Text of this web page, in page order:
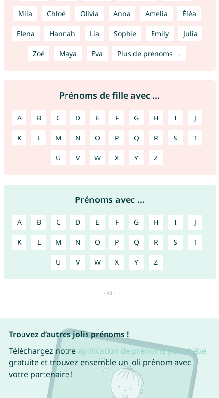
Mila Chloé Olivia Anna Amelia Éléa
Elena Hannah Lia Sophie Emily Julia
Zoé Maya Eva Plus de prénoms →
Prénoms de fille avec ...
A B C D E F G H I J
K L M N O P Q R S T
U V W X Y Z
Prénoms avec ...
A B C D E F G H I J
K L M N O P Q R S T
U V W X Y Z
Trouvez d’autres jolis prénoms !
Téléchargez notre application de prénoms pour bébé
gratuite et trouvez ensemble un joli prénom avec
votre partenaire !